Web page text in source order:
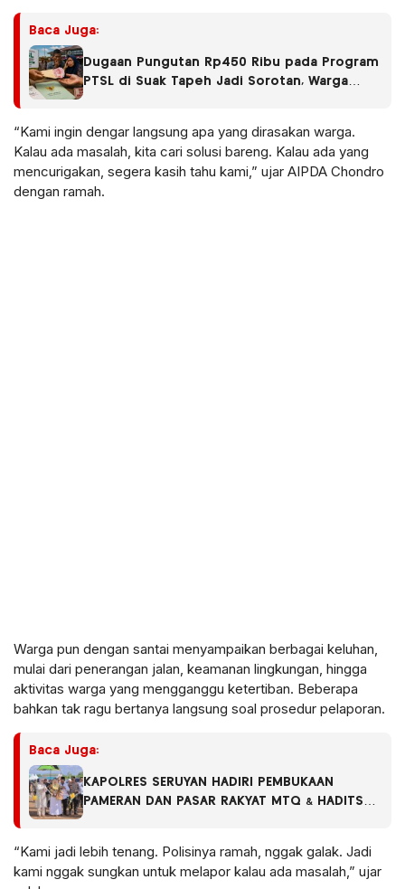
Baca Juga:
Dugaan Pungutan Rp450 Ribu pada Program
PTSL di Suak Tapeh Jadi Sorotan, Warga
“Kami ingin dengar langsung apa yang dirasakan warga.
Kalau ada masalah, kita cari solusi bareng. Kalau ada yang
mencurigakan, segera kasih tahu kami,” ujar AIPDA Chondro
dengan ramah.
Warga pun dengan santai menyampaikan berbagai keluhan,
mulai dari penerangan jalan, keamanan lingkungan, hingga
aktivitas warga yang mengganggu ketertiban. Beberapa
bahkan tak ragu bertanya langsung soal prosedur pelaporan.
Baca Juga:
KAPOLRES SERUYAN HADIRI PEMBUKAAN
PAMERAN DAN PASAR RAKYAT MTQ & HADITS
“Kami jadi lebih tenang. Polisinya ramah, nggak galak. Jadi
kami nggak sungkan untuk melapor kalau ada masalah,” ujar